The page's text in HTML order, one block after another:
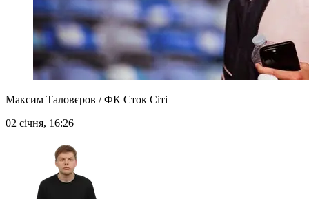
Максим Таловєров / ФК Сток Сіті
02 січня, 16:26